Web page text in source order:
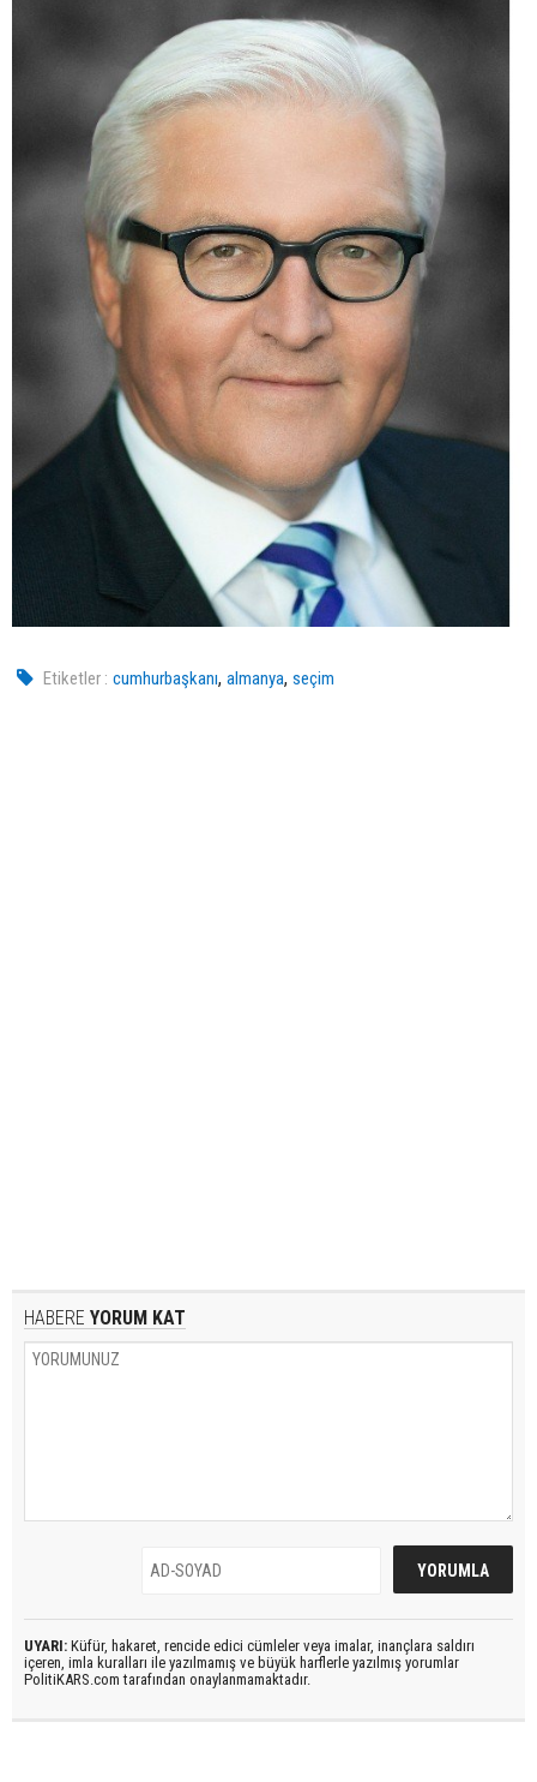
Etiketler : cumhurbaşkanı,almanya,seçim
HABERE YORUM KAT
UYARI: Küfür, hakaret, rencide edici cümleler veya imalar, inançlara saldırı
içeren, imla kuralları ile yazılmamış ve büyük harflerle yazılmış yorumlar
PolitiKARS.com tarafından onaylanmamaktadır.